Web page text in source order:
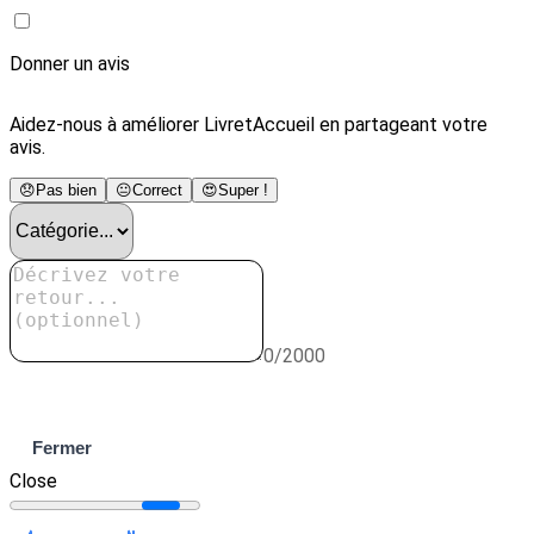
Donner un avis
Aidez-nous à améliorer LivretAccueil en partageant votre
avis.
😞 Pas bien 😐Correct 😍Super !
0/2000
Fermer
Close